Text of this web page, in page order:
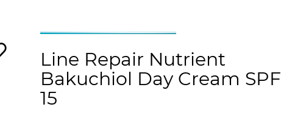
Line Repair Nutrient
Bakuchiol Day Cream SPF
15